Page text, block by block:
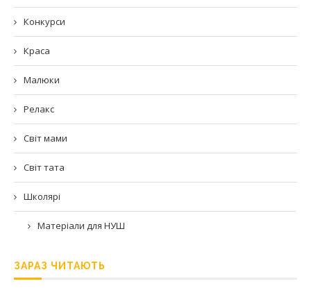
Конкурси
Краса
Малюки
Релакс
Світ мами
Світ тата
Школярі
Матеріали для НУШ
ЗАРАЗ ЧИТАЮТЬ